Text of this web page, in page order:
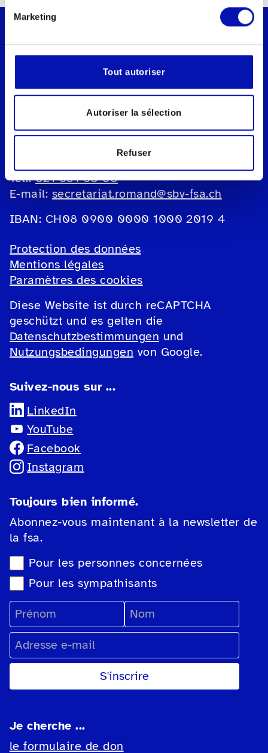
Marketing
Tout autoriser
Autoriser la sélection
Refuser
Fédération suisse des aveugles et
malvoyants fsa
Rue de Genève 88b
Tel.:021 651 60 60
E-mail: secretariat.romand@sbv-fsa.ch
IBAN: CH08 0900 0000 1000 2019 4
Protection des données
Mentions légales
Paramètres des cookies
Diese Website ist durch reCAPTCHA
geschützt und es gelten die
Datenschutzbestimmungen und
Nutzungsbedingungen von Google.
Suivez-nous sur ...
LinkedIn
YouTube
Facebook
Instagram
Toujours bien informé.
Abonnez-vous maintenant à la newsletter de
la fsa.
Sélection du type de newsletter
Pour les personnes concernées
Pour les sympathisants
Prénom
Nom
Adresse e-mail
Je cherche ...
le formulaire de don